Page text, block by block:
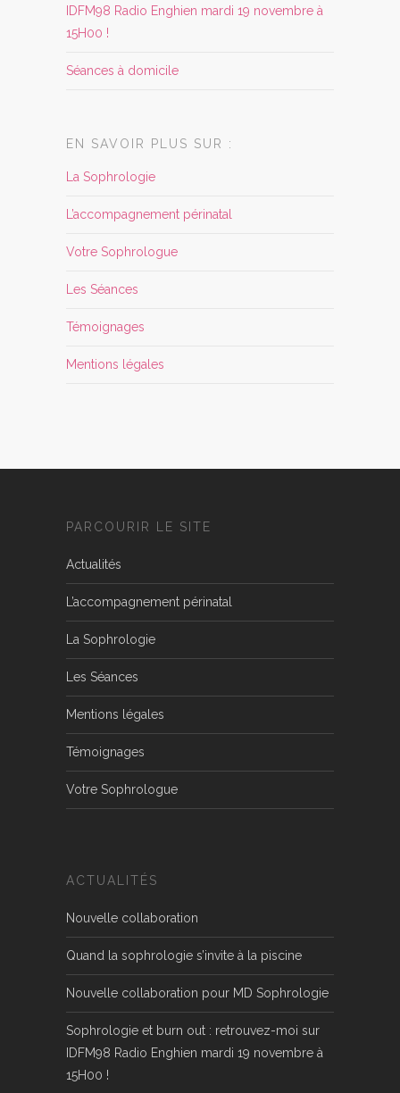
IDFM98 Radio Enghien mardi 19 novembre à
15H00 !
Séances à domicile
EN SAVOIR PLUS SUR :
La Sophrologie
L’accompagnement périnatal
Votre Sophrologue
Les Séances
Témoignages
Mentions légales
PARCOURIR LE SITE
Actualités
L’accompagnement périnatal
La Sophrologie
Les Séances
Mentions légales
Témoignages
Votre Sophrologue
ACTUALITÉS
Nouvelle collaboration
Quand la sophrologie s’invite à la piscine
Nouvelle collaboration pour MD Sophrologie
Sophrologie et burn out : retrouvez-moi sur
IDFM98 Radio Enghien mardi 19 novembre à
15H00 !